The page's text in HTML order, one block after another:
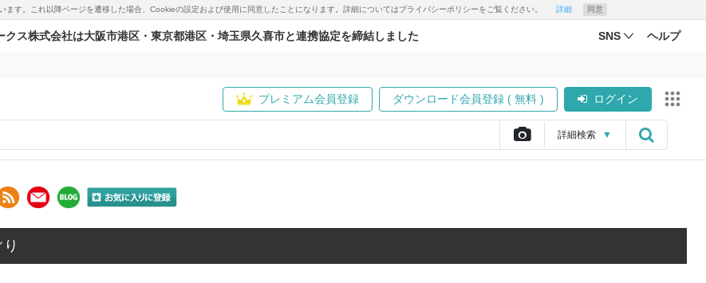
す。これ以降ページを遷移した場合、Cookieの設定および使用に同意したことになります。詳細についてはプライバシーポリシーをご覧ください。 詳細 同意
クス株式会社は大阪市港区・東京都港区・埼玉県久喜市と連携協定を締結しました SNS ヘルプ
プレミアム会員登録 ダウンロード会員登録 ( 無料 ) ログイン
詳細検索 ▼